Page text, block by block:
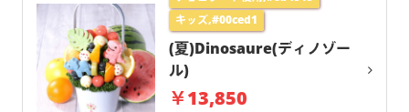
キッズ,#00ced1
(夏)Dinosaure(ディノゾー
ル)
￥13,850